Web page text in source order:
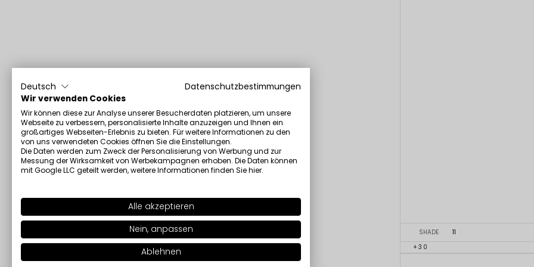
SHADE
11
+30
Deutsch
Datenschutzbestimmungen
Wir verwenden Cookies
Wir können diese zur Analyse unserer Besucherdaten platzieren, um unsere
Webseite zu verbessern, personalisierte Inhalte anzuzeigen und Ihnen ein
großartiges Webseiten-Erlebnis zu bieten. Für weitere Informationen zu den
von uns verwendeten Cookies öffnen Sie die Einstellungen.
Die Daten werden zum Zweck der Personalisierung von Werbung und zur
Messung der Wirksamkeit von Werbekampagnen erhoben. Die Daten können
mit Google LLC geteilt werden, weitere Informationen finden Siehier.
Alle akzeptieren
Nein, anpassen
Ablehnen